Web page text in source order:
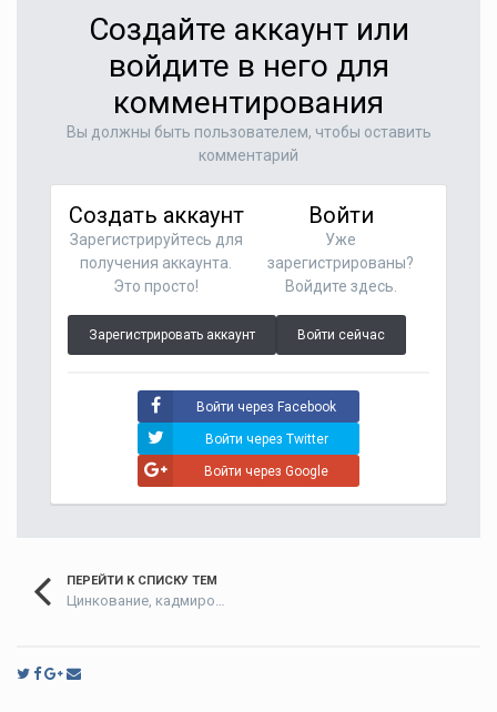
Создайте аккаунт или
войдите в него для
комментирования
Вы должны быть пользователем, чтобы оставить
комментарий
Создать аккаунт
Зарегистрируйтесь для
получения аккаунта.
Это просто!
Зарегистрировать аккаунт
Войти
Уже
зарегистрированы?
Войдите здесь.
Войти сейчас
Войти через Facebook
Войти через Twitter
Войти через Google
ПЕРЕЙТИ К СПИСКУ ТЕМ
Цинкование, кадмирование